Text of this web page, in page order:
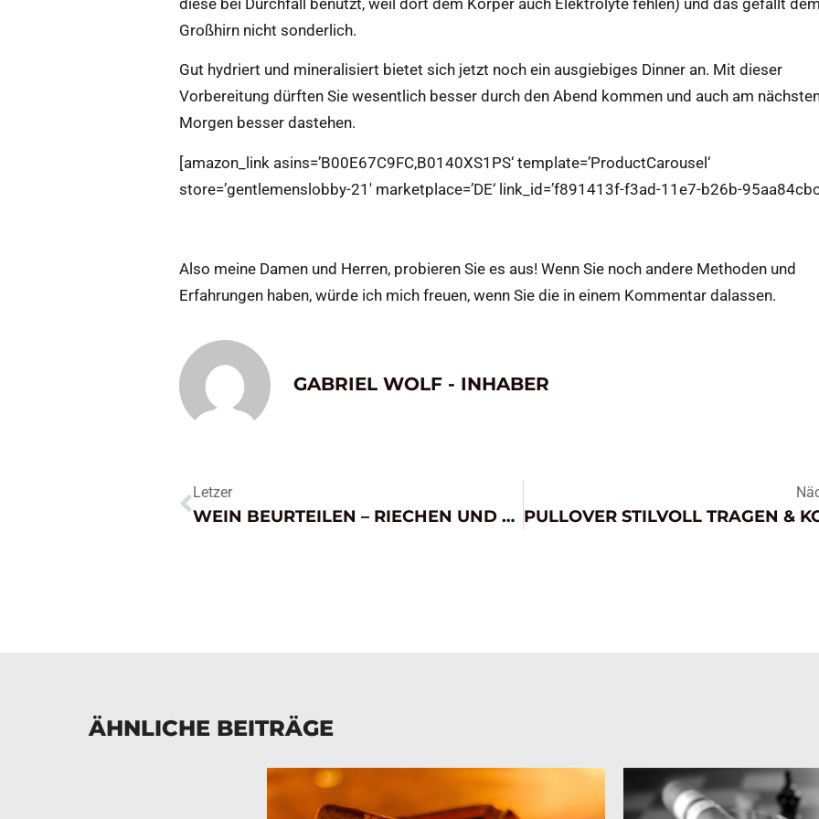
diese bei Durchfall benutzt, weil dort dem Körper auch Elektrolyte fehlen) und das gefällt dem
Großhirn nicht sonderlich.
Gut hydriert und mineralisiert bietet sich jetzt noch ein ausgiebiges Dinner an. Mit dieser
Vorbereitung dürften Sie wesentlich besser durch den Abend kommen und auch am
Morgen besser dastehen.
[amazon_link asins=’B00E67C9FC,B0140XS1PS‘ template=’ProductCarousel‘
store=’gentlemenslobby-21′ marketplace=’DE‘ link_id=’f891413f-f3ad-11e7-b26b-
Also meine Damen und Herren, probieren Sie es aus! Wenn Sie noch andere Methoden und
Erfahrungen haben, würde ich mich freuen, wenn Sie die in einem Kommentar dalassen.
GABRIEL WOLF - INHABER
Letzer
WEIN BEURTEILEN – RIECHEN UND SEHEN ALS WEINPROBE
ÄHNLICHE BEITRÄGE